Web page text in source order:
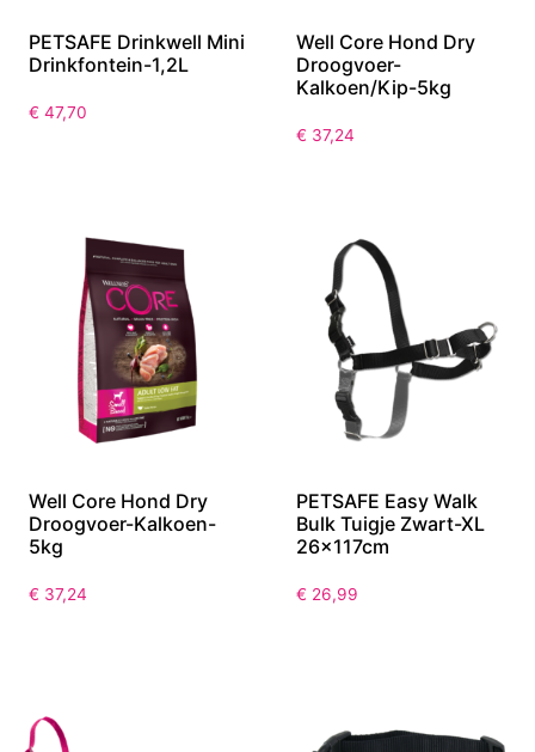
PETSAFE Drinkwell Mini
Drinkfontein-1,2L
€ 47,70
Well Core Hond Dry
Droogvoer-
Kalkoen/Kip-5kg
€ 37,24
Well Core Hond Dry
Droogvoer-Kalkoen-
5kg
€ 37,24
PETSAFE Easy Walk
Bulk Tuigje Zwart-XL
26x117cm
€ 26,99